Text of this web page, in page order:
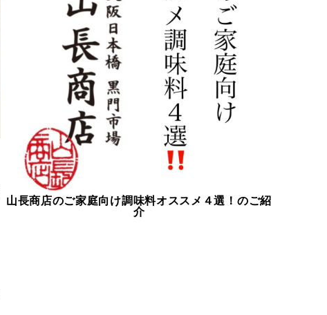
山長商店のご家庭向け調味料オススメ４選！のご紹
介